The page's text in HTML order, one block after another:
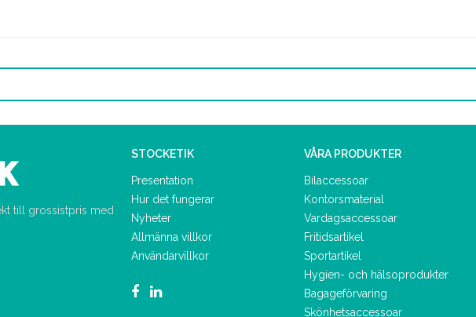
till grossistpris med
STOCKETIK
Presentation
Hur det fungerar
Nyheter
Allmänna villkor
Användarvillkor
VÅRA PRODUKTER
Bilaccessoar
Kontorsmaterial
Vardagsaccessoar
Fritidsartikel
Sportartikel
Hygien- och hälsoprodukter
Bagageförvaring
Skönhetsaccessoar